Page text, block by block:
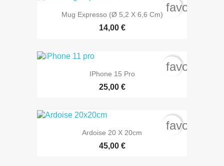
Mug Expresso (Ø 5,2 X 6,6 Cm)
14,00 €
IPhone 15 Pro
25,00 €
Ardoise 20 X 20cm
45,00 €